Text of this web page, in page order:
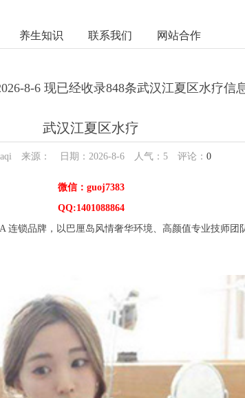
养生知识 联系我们 网站合作
8-6 现已经收录848条武汉江夏区水疗信
武汉江夏区水疗
来源： 日期：2026-8-6 人气： 5评论： 0
微信：guoj7383
QQ:1401088864
锁品牌，以巴厘岛风情奢华环境、高颜值专业技师团